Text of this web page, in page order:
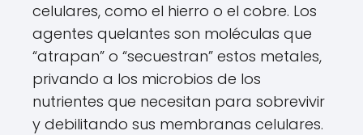
celulares, como el hierro o el cobre. Los
agentes quelantes son moléculas que
“atrapan” o “secuestran” estos metales,
privando a los microbios de los
nutrientes que necesitan para sobrevivir
y debilitando sus membranas celulares.